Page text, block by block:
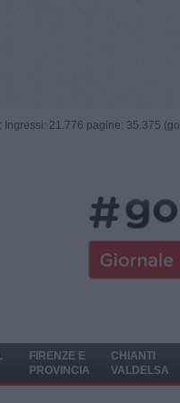
Ingressi: 21.776 pagine: 35.375
FIRENZE E
PROVINCIA
CHIANTI
VALDELSA